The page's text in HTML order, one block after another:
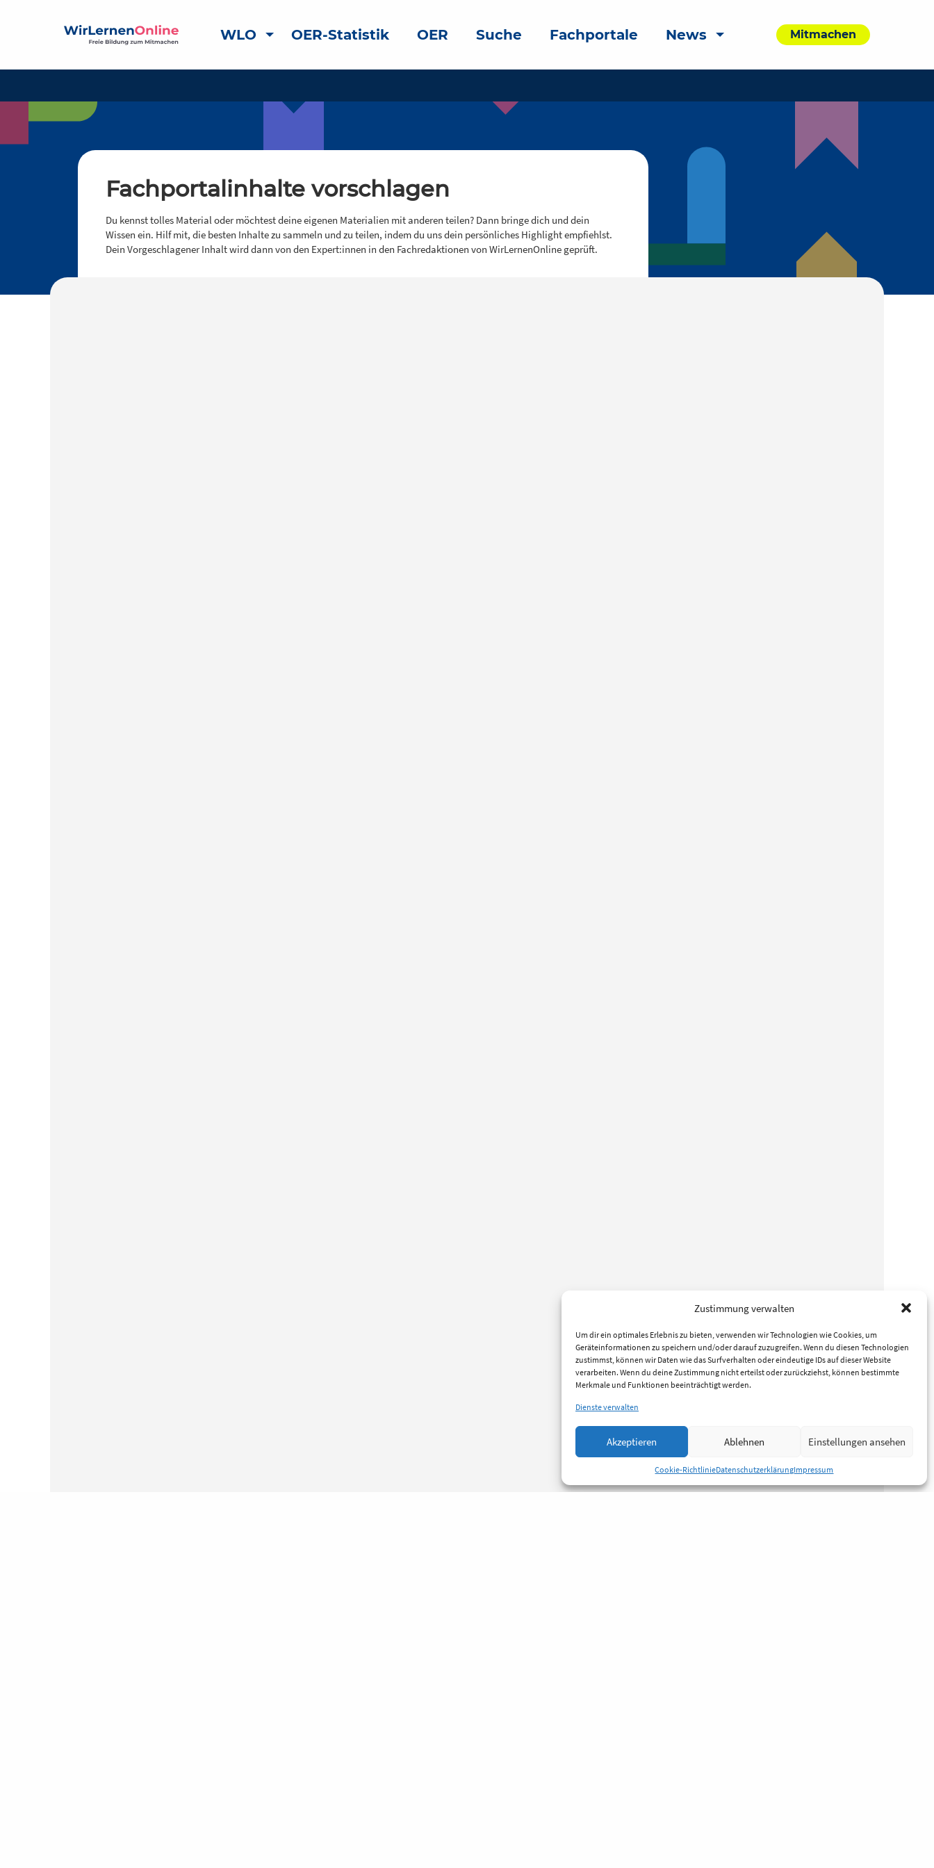
Zustimmung verwalten
Um dir ein optimales Erlebnis zu bieten, verwenden wir Technologien wie Cookies, um
Geräteinformationen zu speichern und/oder darauf zuzugreifen. Wenn du diesen Technologien
zustimmst, können wir Daten wie das Surfverhalten oder eindeutige IDs auf dieser Website
verarbeiten. Wenn du deine Zustimmung nicht erteilst oder zurückziehst, können bestimmte
Merkmale und Funktionen beeinträchtigt werden.
Dienste verwalten
Akzeptieren Ablehnen Einstellungen ansehen
Cookie-RichtlinieDatenschutzerklärungImpressum
WLO OER-Statistik OER Suche Fachportale News Mitmachen
Fachportalinhalte vorschlagen
Du kennst tolles Material oder möchtest deine eigenen Materialien mit anderen teilen? Dann bringe dich und dein
Wissen ein. Hilf mit, die besten Inhalte zu sammeln und zu teilen, indem du uns dein persönliches Highlight empfiehlst.
Dein Vorgeschlagener Inhalt wird dann von den Expert:innen in den Fachredaktionen von WirLernenOnline geprüft.